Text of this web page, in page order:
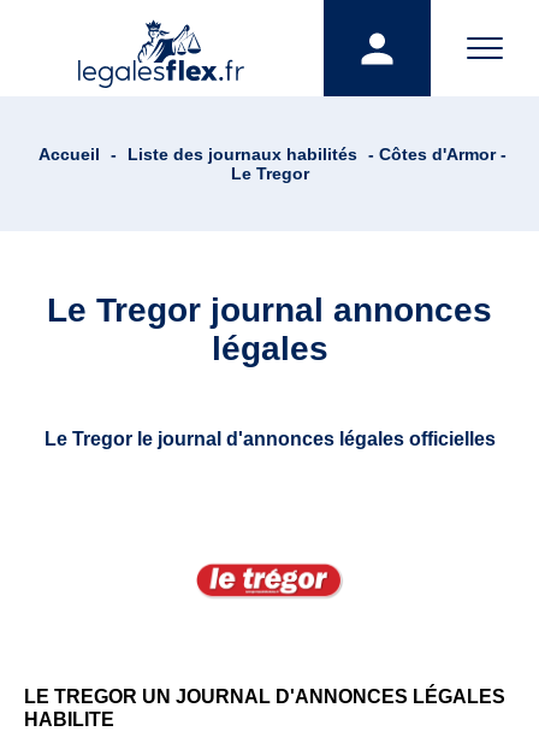
Accueil - Liste des journaux habilités - Côtes d'Armor -
Le Tregor
Le Tregor journal annonces
légales
Le Tregor le journal d'annonces légales officielles
LE TREGOR UN JOURNAL D'ANNONCES LÉGALES
HABILITE